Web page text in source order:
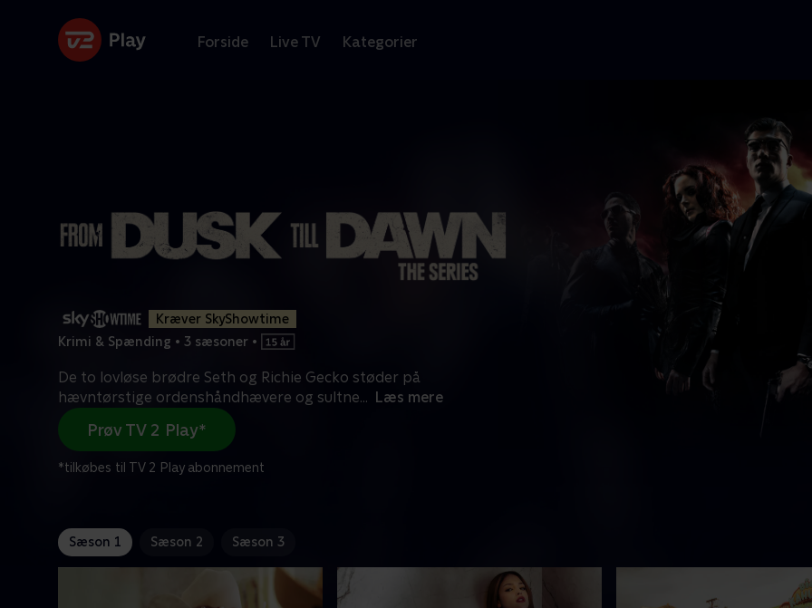
Forside Live TV Kategorier
Kræver SkyShowtime
Krimi & Spænding • 3 sæsoner •
De to lovløse brødre Seth og Richie Gecko støder på
hævntørstige ordenshåndhævere og sultne... Læs mere
Prøv TV 2 Play*
*tilkøbes til TV 2 Play abonnement
Sæson 1 Sæson 2 Sæson 3